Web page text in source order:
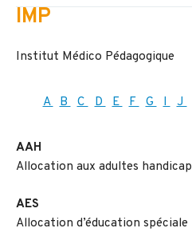
IMP
Institut Médico Pédagogique
A B C D E F G I J
AAH
Allocation aux adultes
AES
Allocation d’éducation spéciale